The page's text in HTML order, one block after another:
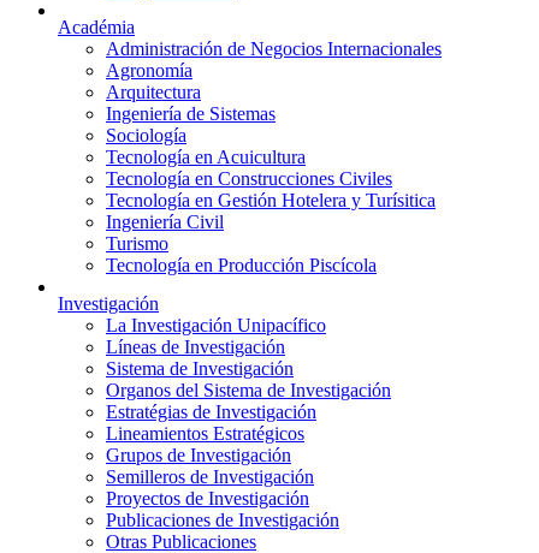
Académia
Administración de Negocios Internacionales
Agronomía
Arquitectura
Ingeniería de Sistemas
Sociología
Tecnología en Acuicultura
Tecnología en Construcciones Civiles
Tecnología en Gestión Hotelera y Turísitica
Ingeniería Civil
Turismo
Tecnología en Producción Piscícola
Investigación
La Investigación Unipacífico
Líneas de Investigación
Sistema de Investigación
Organos del Sistema de Investigación
Estratégias de Investigación
Lineamientos Estratégicos
Grupos de Investigación
Semilleros de Investigación
Proyectos de Investigación
Publicaciones de Investigación
Otras Publicaciones